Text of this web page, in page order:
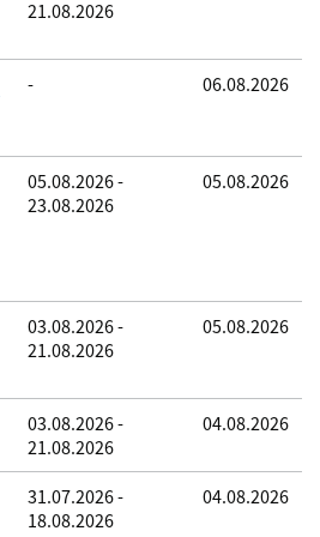
21.08.2026
- 06.08.2026
05.08.2026 -
23.08.2026
05.08.2026
03.08.2026 -
21.08.2026
05.08.2026
03.08.2026 -
21.08.2026
04.08.2026
31.07.2026 -
18.08.2026
04.08.2026